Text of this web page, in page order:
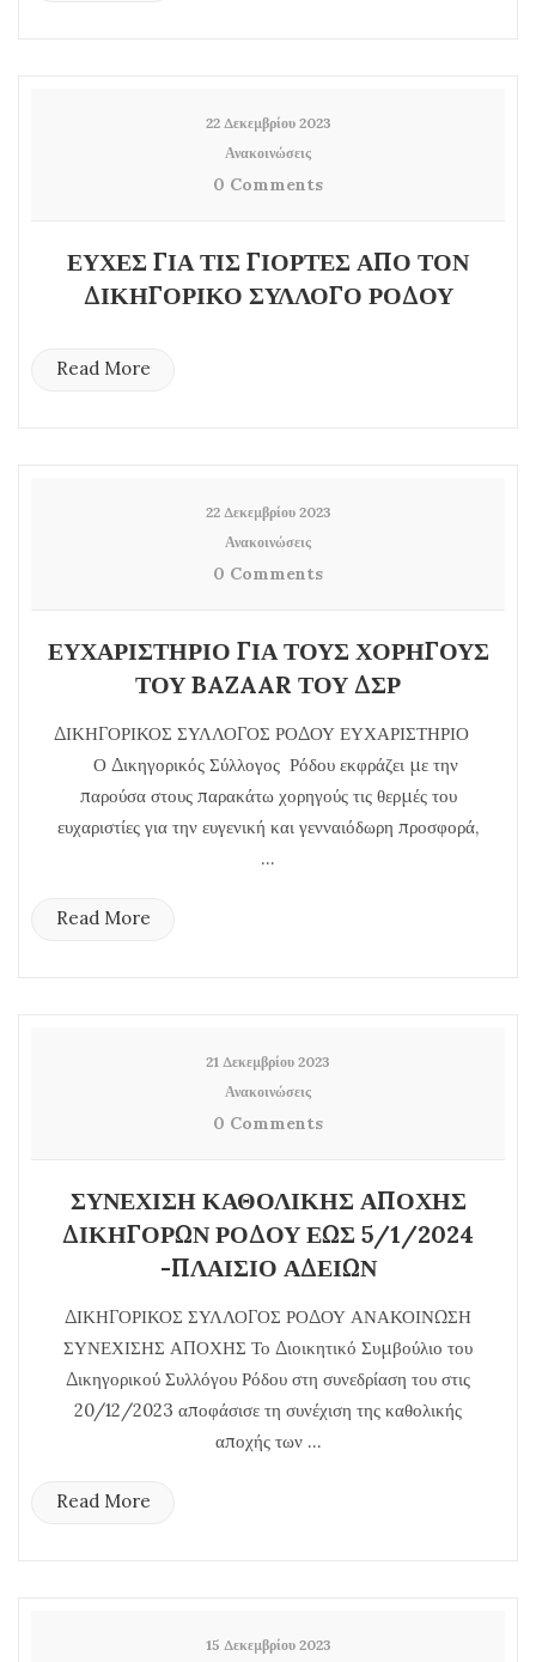
22 Δεκεμβρίου 2023
Ανακοινώσεις
0 Comments
ΕΥΧΕΣ ΓΙΑ ΤΙΣ ΓΙΟΡΤΕΣ ΑΠΟ ΤΟΝ
ΔΙΚΗΓΟΡΙΚΟ ΣΥΛΛΟΓΟ ΡΟΔΟΥ
Read More
22 Δεκεμβρίου 2023
Ανακοινώσεις
0 Comments
ΕΥΧΑΡΙΣΤΗΡΙΟ ΓΙΑ ΤΟΥΣ ΧΟΡΗΓΟΥΣ
ΤΟΥ BAZAAR ΤΟΥ ΔΣΡ
ΔΙΚΗΓΟΡΙΚΟΣ ΣΥΛΛΟΓΟΣ ΡΟΔΟΥ ΕΥΧΑΡΙΣΤΗΡΙΟ
Ο Δικηγορικός Σύλλογος Ρόδου εκφράζει με την
παρούσα στους παρακάτω χορηγούς τις θερμές του
ευχαριστίες για την ευγενική και γενναιόδωρη προσφορά,
...
Read More
21 Δεκεμβρίου 2023
Ανακοινώσεις
0 Comments
ΣΥΝΕΧΙΣΗ ΚΑΘΟΛΙΚΗΣ ΑΠΟΧΗΣ
ΔΙΚΗΓΟΡΩΝ ΡΟΔΟΥ ΕΩΣ 5/1/2024
-ΠΛΑΙΣΙΟ ΑΔΕΙΩΝ
ΔΙΚΗΓΟΡΙΚΟΣ ΣΥΛΛΟΓΟΣ ΡΟΔΟΥ ΑΝΑΚΟΙΝΩΣΗ
ΣΥΝΕΧΙΣΗΣ ΑΠΟΧΗΣ Το Διοικητικό Συμβούλιο του
Δικηγορικού Συλλόγου Ρόδου στη συνεδρίαση του στις
20/12/2023 αποφάσισε τη συνέχιση της καθολικής
αποχής των ...
Read More
15 Δεκεμβρίου 2023